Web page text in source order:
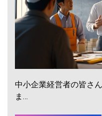
中小企業経営者の皆さ
ま…